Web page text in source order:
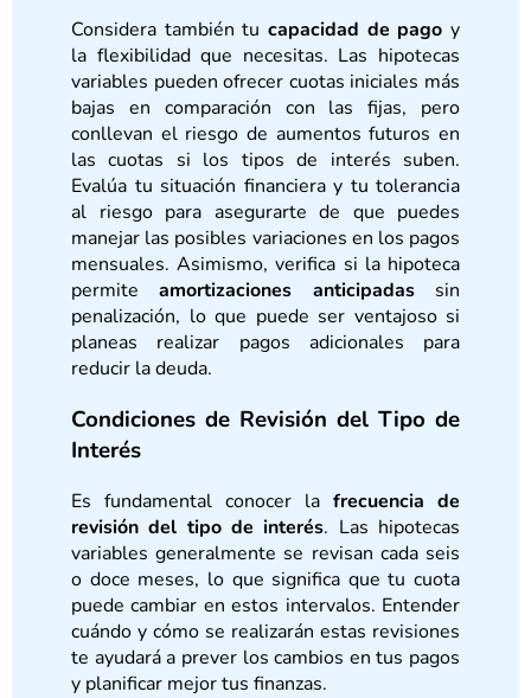
Considera también tu capacidad de pago y
la flexibilidad que necesitas. Las hipotecas
variables pueden ofrecer cuotas iniciales más
bajas en comparación con las fijas, pero
conllevan el riesgo de aumentos futuros en
las cuotas si los tipos de interés suben.
Evalúa tu situación financiera y tu tolerancia
al riesgo para asegurarte de que puedes
manejar las posibles variaciones en los pagos
mensuales. Asimismo, verifica si la hipoteca
permiteamortizaciones anticipadassin
penalización, lo que puede ser ventajoso si
planeas realizar pagos adicionales para
reducir la deuda.
Condiciones de Revisión del Tipo de
Interés
Es fundamental conocer la frecuencia de
revisión del tipo de interés. Las hipotecas
variables generalmente se revisan cada seis
o doce meses, lo que significa que tu cuota
puede cambiar en estos intervalos. Entender
cuándo y cómo se realizarán estas revisiones
te ayudará a prever los cambios en tus pagos
y planificar mejor tus finanzas.